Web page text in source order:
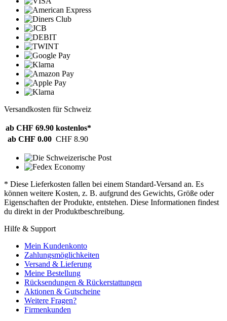
Versandkosten für Schweiz
ab CHF 69.90 kostenlos*
ab CHF 0.00 CHF 8.90
* Diese Lieferkosten fallen bei einem Standard-Versand an. Es
können weitere Kosten, z. B. aufgrund des Gewichts, Größe oder
Eigenschaften der Produkte, entstehen. Diese Informationen findest
du direkt in der Produktbeschreibung.
Hilfe & Support
Mein Kundenkonto
Zahlungsmöglichkeiten
Versand & Lieferung
Meine Bestellung
Rücksendungen & Rückerstattungen
Aktionen & Gutscheine
Weitere Fragen?
Firmenkunden